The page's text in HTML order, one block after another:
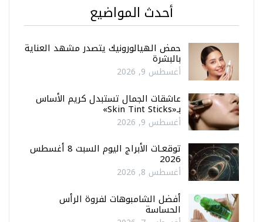
أحدث المواضيع
حمض الهيالورونيك يتصدر مشهد العناية
بالبشرة
أغسطس 9, 2026
عاشقات الجمال تستبدل كريم الأساس
بـ«Skin Tint Sticks»
أغسطس 9, 2026
توقعـات الأبراج اليوم السبت 8 أغسطس
2026
أغسطس 8, 2026
أفضل الشامبوهات لفروة الرأس
الحساسة